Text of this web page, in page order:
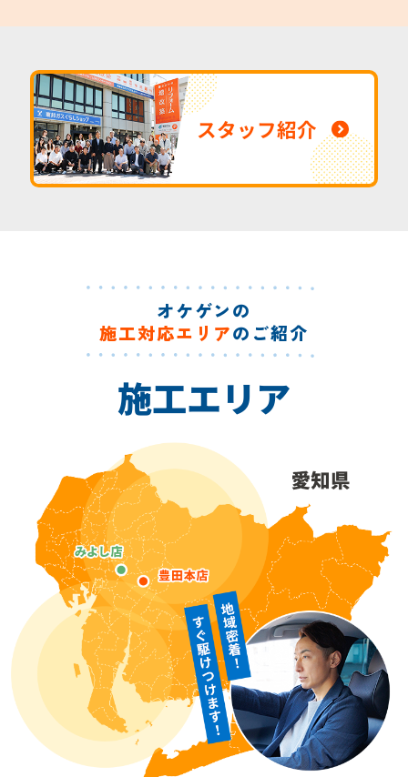
スタッフ紹介
オケゲンの
施工対応エリアのご紹介
施工エリア